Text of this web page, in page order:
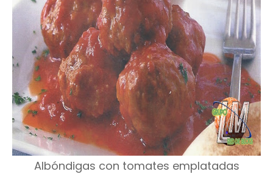
Albóndigas con tomates emplatadas